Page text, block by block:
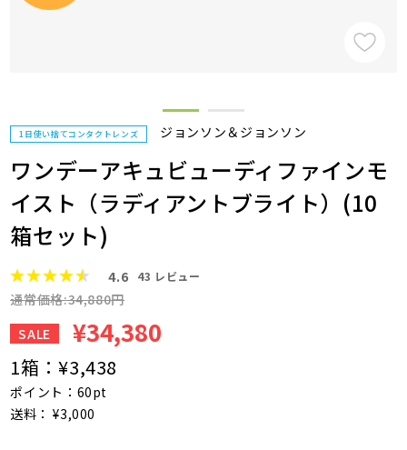
1日使い捨てコンタクトレンズ ジョンソン＆ジョンソン
ワンデーアキュビューディファインモ
イスト（ラディアントブライト）(10
箱セット)
4.6 43 レビュー
通常価格:34,880円
SALE
¥34,380
1箱：¥3,438
ポイント：60pt
送料： ¥3,000